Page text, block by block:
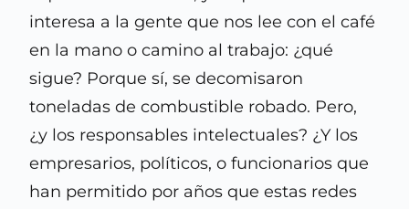
interesa a la gente que nos lee con el café
en la mano o camino al trabajo: ¿qué
sigue? Porque sí, se decomisaron
toneladas de combustible robado. Pero,
¿y los responsables intelectuales? ¿Y los
empresarios, políticos, o funcionarios que
han permitido por años que estas redes